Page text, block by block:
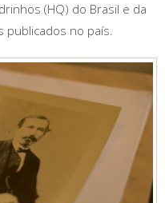
(HQ) do Brasil e da
publicados no país.